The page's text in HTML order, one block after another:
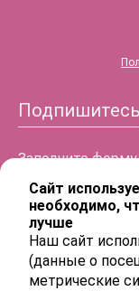
Подпишитесь
Заполните
информацию!
ФИО
Телефон
Сайт
необходимо,
лучше
Наш сайт
(данные о
метрические